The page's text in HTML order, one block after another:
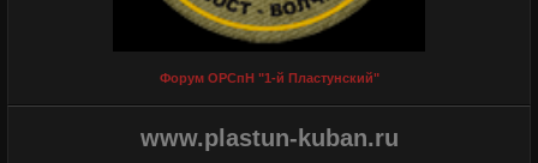
Форум ОРСпН "1-й Пластунский"
www.plastun-kuban.ru